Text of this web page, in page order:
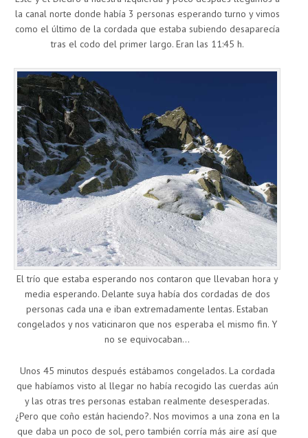
la canal norte donde había 3 personas esperando turno y vimos
como el último de la cordada que estaba subiendo desaparecía
tras el codo del primer largo. Eran las 11:45 h.
El trío que estaba esperando nos contaron que llevaban hora y
media esperando. Delante suya había dos cordadas de dos
personas cada una e iban extremadamente lentas. Estaban
congelados y nos vaticinaron que nos esperaba el mismo fin. Y
no se equivocaban…
Unos 45 minutos después estábamos congelados. La cordada
que habíamos visto al llegar no había recogido las cuerdas aún
y las otras tres personas estaban realmente desesperadas.
¿Pero que coño están haciendo?. Nos movimos a una zona en la
que daba un poco de sol, pero también corría más aire así que